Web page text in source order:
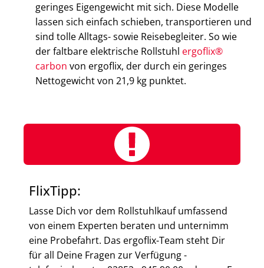
geringes Eigengewicht mit sich. Diese Modelle
lassen sich einfach schieben, transportieren und
sind tolle Alltags- sowie Reisebegleiter. So wie
der faltbare elektrische Rollstuhl ergoflix®
carbon von ergoflix, der durch ein geringes
Nettogewicht von 21,9 kg punktet.
FlixTipp:
Lasse Dich vor dem Rollstuhlkauf umfassend
von einem Experten beraten und unternimm
eine Probefahrt. Das ergoflix-Team steht Dir
für all Deine Fragen zur Verfügung -